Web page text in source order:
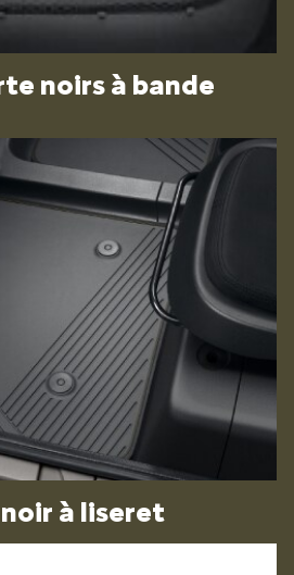
noirs à bande
à liseret